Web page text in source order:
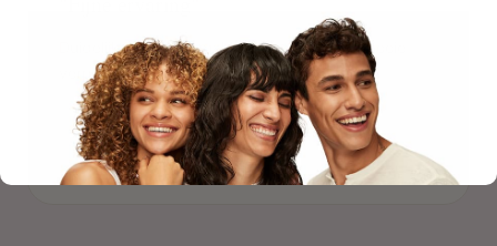
Duidelijke website, makkelijk bestellen en mooie
verpakking. Volgende keer weer.
S Savannah
Geverifieerde aankoop